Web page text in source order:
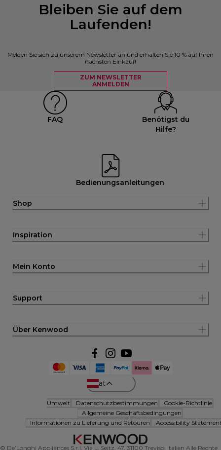
Bleiben Sie auf dem
Laufenden!
Melden Sie sich zu unserem Newsletter an und erhalten Sie 10 % auf Ihren
nächsten Einkauf!
ZUM NEWSLETTER
ANMELDEN
FAQ
Benötigst du
Hilfe?
Bedienungsanleitungen
Shop
Inspiration
Mein Konto
Support
Über Kenwood
at
Umwelt Datenschutzbestimmungen
Cookie-Richtlinie
Allgemeine Geschäftsbedingungen
Informationen zu Lieferung und Retouren
Accessibility
© De’Longhi Appliances S.r.l. Via L. Seitz, 47, 31100 Treviso, Italien Alle Rechte